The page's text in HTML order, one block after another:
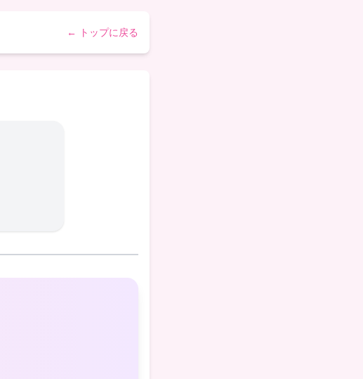
← トップに戻る